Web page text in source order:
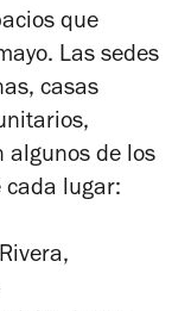
que
Las sedes
casas
algunos de los
cada lugar: